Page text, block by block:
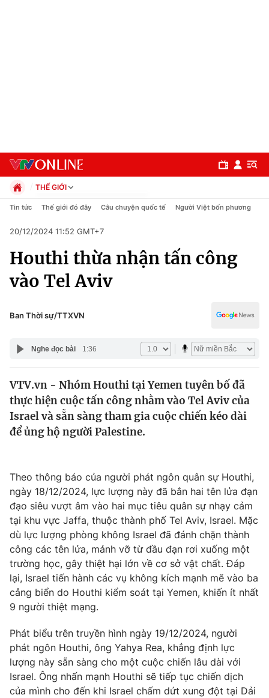
Chuyên mục
Chính trị
Pháp luật
Thế giới
Tin tức
Câu chuyện quốc tế
Tài chính
Thị trường
Góc doanh nghiệp
Dữ liệu và đời sống
Truyền hình
Phim VTV
Hậu trường
Nhân vật
Khán giả
Giải sao mai
Giải trí
Điện ảnh
Âm nhạc
Đời sống
Du lịch
Làm đẹp
Chất lượng cuộc sống
Tuyển sinh
Học trực tuyến
Công nghệ
Hitech Công nghệ tương lai
Giao lưu trực tuyến
THẾ GIỚI
Chính trị
Pháp luật
Kinh tế
Thể thao
Truyền hình
Y tế
Công nghệ
Tin tức Thế giới đó đây Câu chuyện quốc tế Người Việt bốn phương
20/12/2024 11:52 GMT+7
Houthi thừa nhận tấn công
vào Tel Aviv
Ban Thời sự/TTXVN
Nghe đọc bài 1:36
VTV.vn - Nhóm Houthi tại Yemen tuyên bố đã
thực hiện cuộc tấn công nhằm vào Tel Aviv của
Israel và sẵn sàng tham gia cuộc chiến kéo dài
để ủng hộ người Palestine.
Theo thông báo của người phát ngôn quân sự Houthi,
ngày 18/12/2024, lực lượng này đã bắn hai tên lửa đạn
đạo siêu vượt âm vào hai mục tiêu quân sự nhạy cảm
tại khu vực Jaffa, thuộc thành phố Tel Aviv, Israel. Mặc
dù lực lượng phòng không Israel đã đánh chặn thành
công các tên lửa, mảnh vỡ từ đầu đạn rơi xuống một
trường học, gây thiệt hại lớn về cơ sở vật chất. Đáp
lại, Israel tiến hành các vụ không kích mạnh mẽ vào ba
cảng biển do Houthi kiểm soát tại Yemen, khiến ít nhất
9 người thiệt mạng.
Phát biểu trên truyền hình ngày 19/12/2024, người
phát ngôn Houthi, ông Yahya Rea, khẳng định lực
lượng này sẵn sàng cho một cuộc chiến lâu dài với
Israel. Ông nhấn mạnh Houthi sẽ tiếp tục chiến dịch
của mình cho đến khi Israel chấm dứt xung đột tại Dải